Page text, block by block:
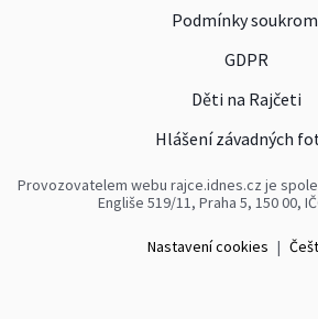
Podmínky
GDPR
Děti na Rajčeti
Hlášení závadných
Provozovatelem webu rajce.idnes.cz je
Engliše 519/11, Praha 5, 150 00,
Nastavení cookies |